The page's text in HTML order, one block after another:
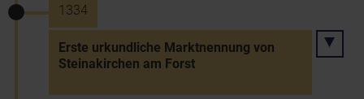
1334
Erste urkundliche Marktnennung von
Steinakirchen am Forst